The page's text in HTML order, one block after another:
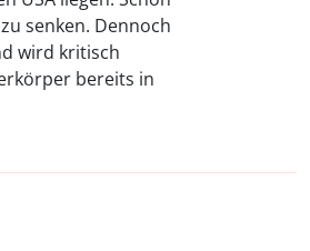
senken. Dennoch
wird kritisch
bereits in